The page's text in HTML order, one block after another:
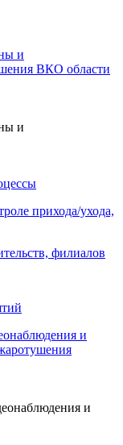
и
ВКО области
и
прихода/ухода,
филиалов
и
и